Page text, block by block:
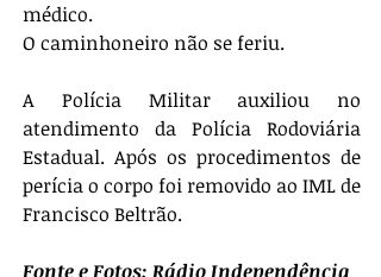
médico.
O caminhoneiro não se feriu.
A Polícia Militar auxiliou no
atendimento da Polícia Rodoviária
Estadual. Após os procedimentos de
perícia o corpo foi removido ao IML de
Francisco Beltrão.
Fonte e Fotos: Rádio Independência